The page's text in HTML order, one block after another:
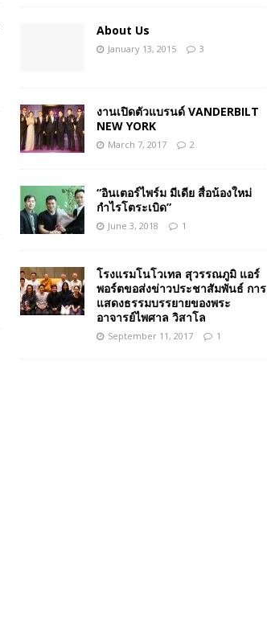
About Us
January 13, 2015 3
งานเปิดตัวแบรนด์ VANDERBILT
NEW YORK
March 7, 2017 2
“อินเตอร์ไพร์ม มีเดีย สื่อน้องใหม่
กำไรโตระเบิด”
June 3, 2018 1
โรงแรมโนโวเทล สุวรรณภูมิ แอร์
พอร์ตขอส่งข่าวประชาสัมพันธ์ การ
แสดงธรรมบรรยายของพระ
อาจารย์ไพศาล วิสาโล
September 11, 2017 1